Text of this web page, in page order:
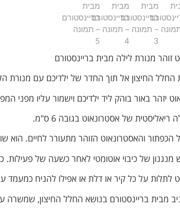
זוהר מנורת לילה מבית בריינסטורם
החלל החיצון אל תוך החדר של ילדיכם עם מנורת
יזהר באור בוהק ליד ילדיכם וישמור עליו מפני
ריאליסטית של אסטרונאוט בגובה 6 ס"מ.
הכפתור והאסטרונאוט הזוהר מתעורר לחיים. הוא
מנגנון של כיבוי אוטומטי לאחר כשעה של
לתלות על כל קיר או דלת או אפילו להניח כמעמד
מבית בריינסטורם בנושא החלל החיצון, שמשרה